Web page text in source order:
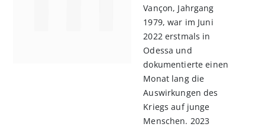
Vançon, Jahrgang
1979, war im Juni
2022 erstmals in
Odessa und
dokumentierte ­einen
Monat lang die
Auswirkungen des
Kriegs auf junge
Menschen. 2023